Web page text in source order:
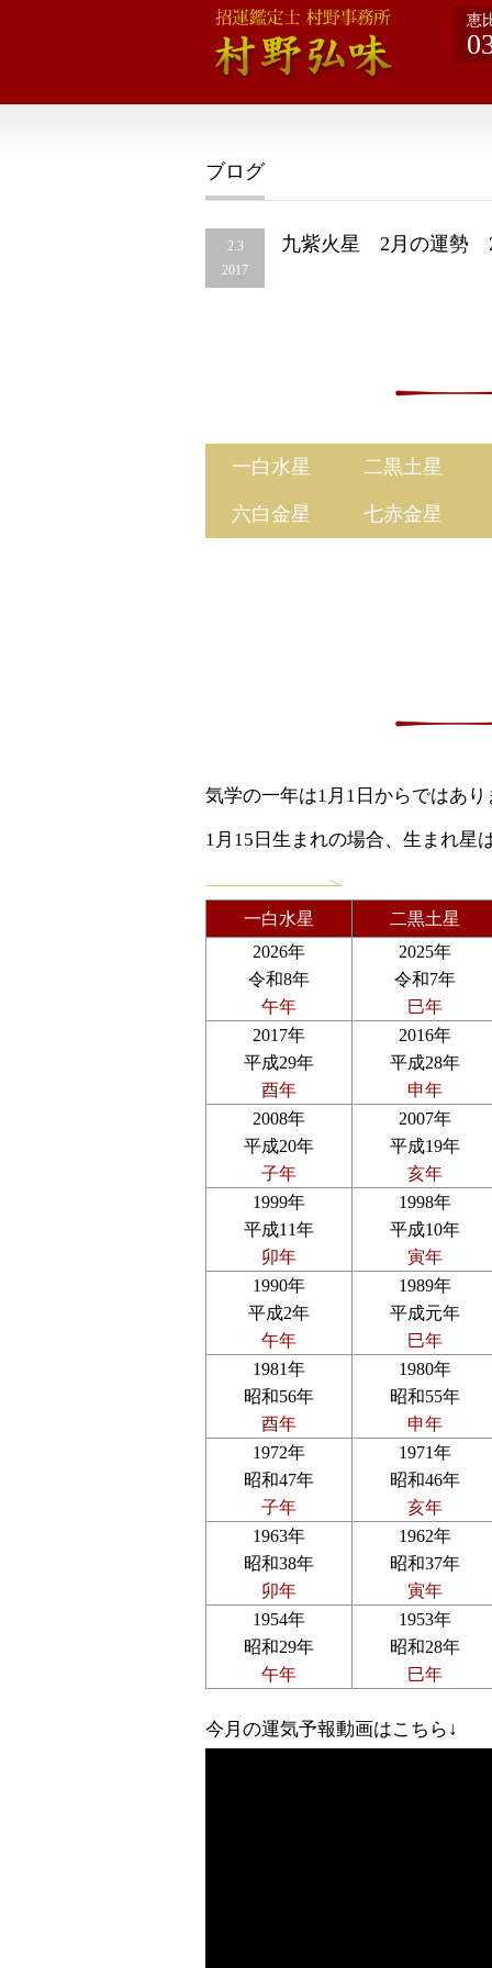
恵
ブログ
2.3
2017
九紫火星 2月の運勢
一白水星 二黒土星
六白金星 七赤金星
気学の一年は1月1日からではあ
1月15日生まれの場合、生まれ星
一白水星
二黒土星
2026年
令和8年
午年
2025年
令和7年
巳年
2017年
平成29年
酉年
2016年
平成28年
申年
2008年
平成20年
子年
2007年
平成19年
亥年
1999年
平成11年
卯年
1998年
平成10年
寅年
1990年
平成2年
午年
1989年
平成元年
巳年
1981年
昭和56年
酉年
1980年
昭和55年
申年
1972年
昭和47年
子年
1971年
昭和46年
亥年
1963年
昭和38年
卯年
1962年
昭和37年
寅年
1954年
昭和29年
午年
1953年
昭和28年
巳年
今月の運気予報動画はこちら↓